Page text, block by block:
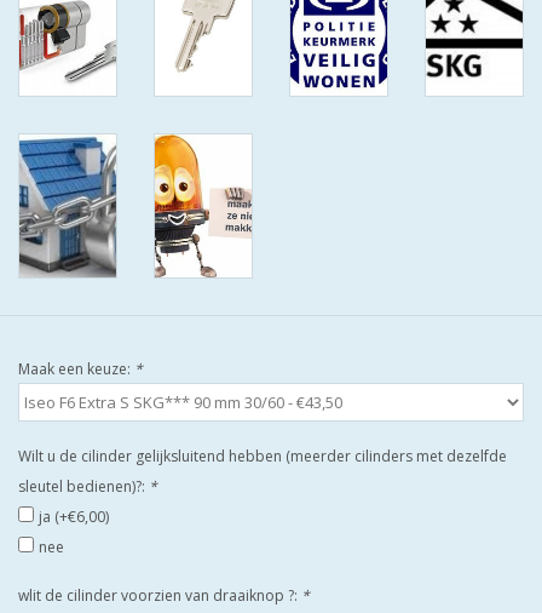
GEWENSTE MAAT MET
GEWONE SLEUTEL SKG***
IEDERE GEWENSTE MAAT MET
GEWONE SLEUTELS MET
CERTIFICAAT SKG***
BOLD ELECTRONISCHE
AFSTAND.
AANBIEDINGEN
DEURSCHILDEN VOOR
Maak een keuze: *
Wilt u de cilinder gelijksluitend hebben (meerder cilinders met dezelfde
sleutel bedienen)?: *
ja (+€6,00)
nee
wlit de cilinder voorzien van draaiknop ?: *